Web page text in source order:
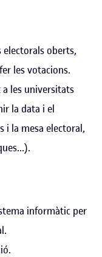
electorals oberts,
les votacions.
les universitats
la data i el
i la mesa electoral,
informàtic per